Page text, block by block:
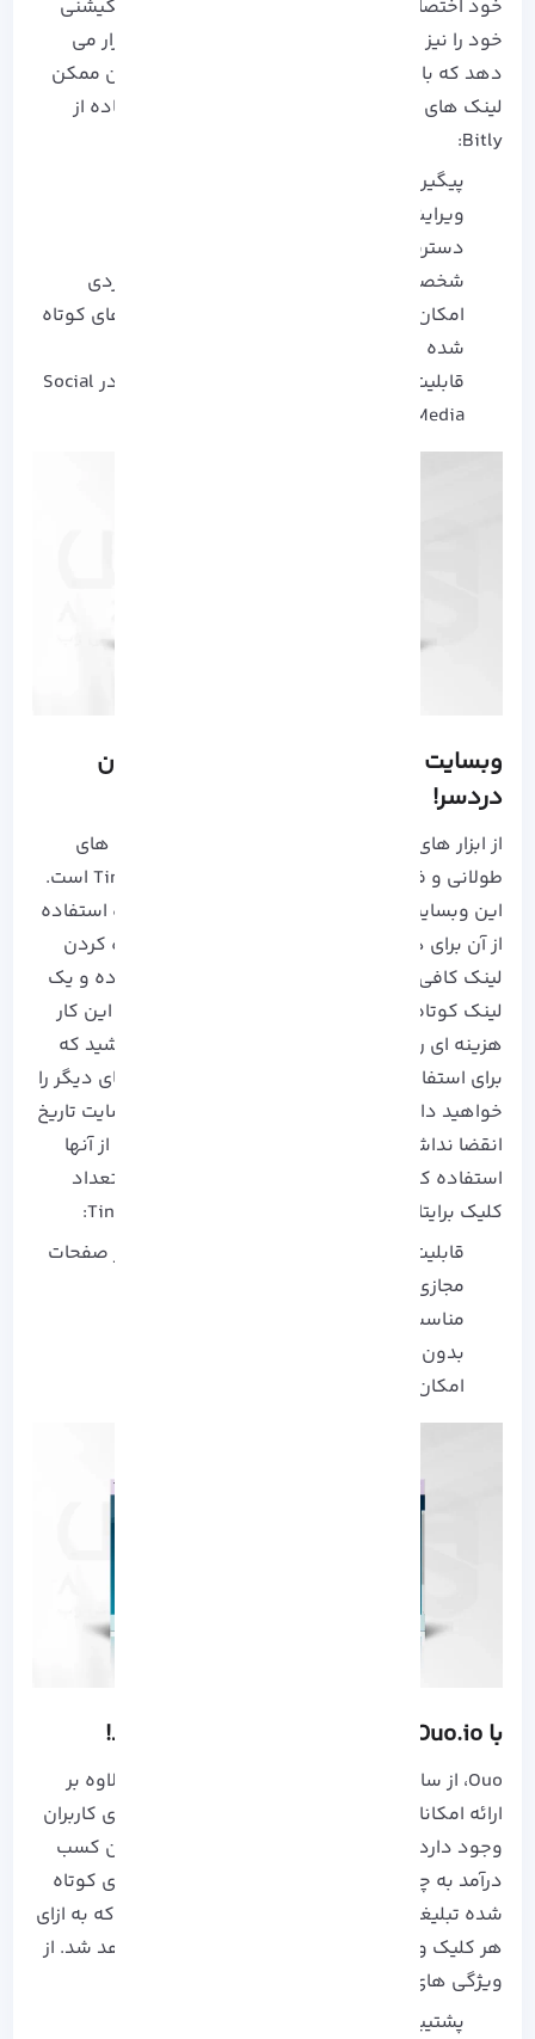
خود اختصاص داده است. این وبسایت نسخه اپلیکیشنی
خود را نیز برای دسترسی آسان در اختیار کاربران قرار می
دهد که با یک کلیک می توانید در کوتاه ترین زمان ممکن
لینک های طولانی خود را کوتاه کنید. مزایای استفاده از
Bitly:
پیگیری آمار بازدید
ویرایش لینک های کوتاه شده
دسترسی و اشتراک گذاری آسان
شخصی سازی و تغییر لینک بر طبق سلیقه فردی
امکان تعیین کلمه عبور برای ورود به لینک های کوتاه
شده
قابلیت اشتراک گذاری لینک های تغییر یافته در Social
Media
وبسایت TinyUrl، کوتاه کننده لینک بدون
دردسر!
از ابزار های دیگری که به منظور کوتاه کردن لینک های
طولانی و فاقد اعتبار می توان استفاده کرد، TinyUrl است.
این وبسایت هیچ مراحل ثبت نامی نداشته و نحوه استفاده
از آن برای همه کاربران بی دردسر است. برای کوتاه کردن
لینک کافی است لینک را در فیلد مخصوص قرار داده و یک
لینک کوتاه، جداب و کاربردی را دریافت کنید. برای این کار
هزینه ای را پرداخت نخواهید کرد، توجه داشته باشید که
برای استفاده از امکانات بیشتر نیاز به تهیه پلن های دیگر را
خواهید داشت. لینک های کوتاه شده در این وبسایت تاریخ
انقضا نداشته و تا هر زمان که بخواهید می توانید از آنها
استفاده کنید. اما توجه داشته باشید که آماری از تعداد
کلیک برایتان نشان نخواهد داد. مزایای دیگر TinyUrl:
قابلیت منتشر کردن لینک های ادیت شده در صفحات
مجازی و اپلیکیشن ها
مناسب افراد مبتدی
بدون هزینه و دسترسی آسان
امکان انتخاب رمز عبور
با Ouo.io کسب درآمد دلاری داشته باشد!
Ouo، از سایت های کوتاه کننده لینک خارجی که علاوه بر
ارائه امکانات زیاد، کسب درآمد دلاری نیز در آن برای کاربران
وجود دارد. شاید برای شما هم سوال باشد که این کسب
درآمد به چه صورت است، با کلیک بر روی لینک های کوتاه
شده تبلیغاتی برای مخاطبان نشان داده می شود که به ازای
هر کلیک و تبلیغ، مبلغی به دلار برایتان واریز خواهد شد. از
ویژگی های دیگر این ابزار:
پشتیبانی از چند زبان مختلف